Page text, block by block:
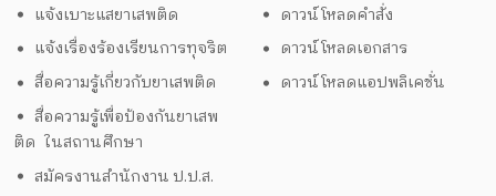
แจ้งเบาะแสยาเสพติด
แจ้งเรื่องร้องเรียนการทุจริต
สื่อความรู้เกี่ยวกับยาเสพติด
สื่อความรู้เพื่อป้องกันยาเสพ
ติด ในสถานศึกษา
สมัครงานสำนักงาน ป.ป.ส.
ดาวน์โหลดคำสั่ง
ดาวน์โหลดเอกสาร
ดาวน์โหลดแอปพลิเคชั่น